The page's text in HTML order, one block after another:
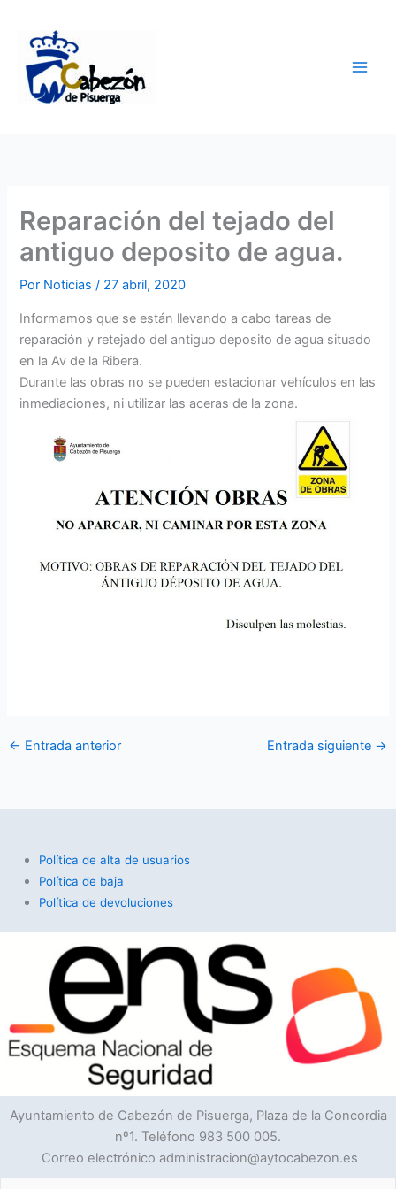
contenido
Reparación del tejado del
antiguo deposito de agua.
Por Noticias/ 27 abril, 2020
Informamos que se están llevando a cabo tareas de
reparación y retejado del antiguo deposito de agua situado
en la Av de la Ribera.
Durante las obras no se pueden estacionar vehículos en las
inmediaciones, ni utilizar las aceras de la zona.
← Entrada anterior Entrada siguiente →
Política de alta de usuarios
Política de baja
Política de devoluciones
Ayuntamiento de Cabezón de Pisuerga, Plaza de la Concordia
nº1. Teléfono 983 500 005.
Correo electrónico administracion@aytocabezon.es